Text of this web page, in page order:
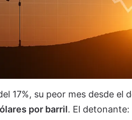
17%, su peor mes desde el
por barril. El